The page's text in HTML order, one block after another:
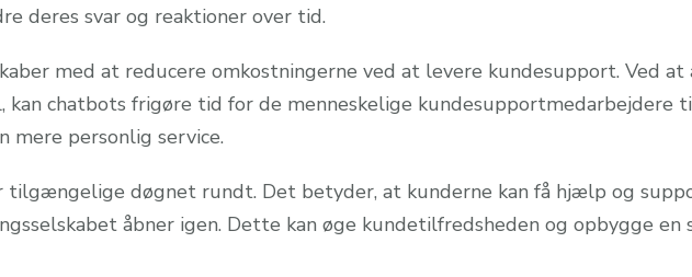
deres svar og reaktioner over tid.
med at reducere omkostningerne ved at levere kundesupport. Ved
chatbots frigøre tid for de menneskelige kundesupportmedarbejdere
mere personlig service.
tilgængelige døgnet rundt. Det betyder, at kunderne kan få hjælp og
åbner igen. Dette kan øge kundetilfredsheden og opbygge